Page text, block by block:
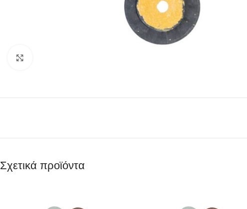
Σχετικά προϊόντα